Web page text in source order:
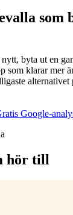
som
byta ut en
som klarar mer
alternativet
Google-
hör till